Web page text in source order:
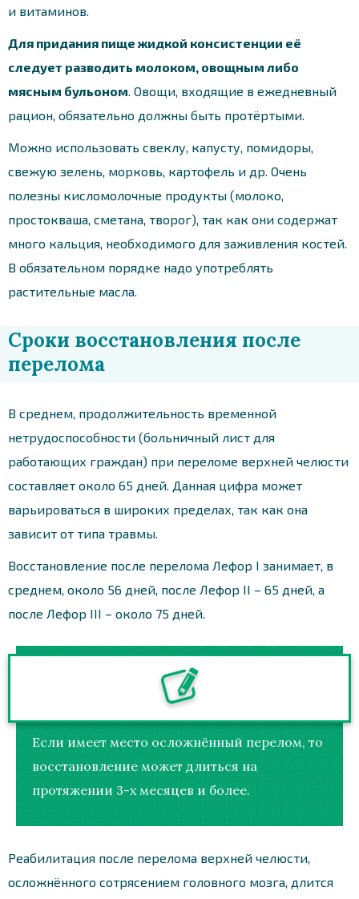
и витаминов.
Для придания пище жидкой консистенции её
следует разводить молоком, овощным либо
мясным бульоном . Овощи, входящие в ежедневный
рацион, обязательно должны быть протёртыми.
Можно использовать свеклу, капусту, помидоры,
свежую зелень, морковь, картофель и др. Очень
полезны кисломолочные продукты (молоко,
простокваша, сметана, творог), так как они содержат
много кальция, необходимого для заживления костей.
В обязательном порядке надо употреблять
растительные масла.
Сроки восстановления после
перелома
В среднем, продолжительность временной
нетрудоспособности (больничный лист для
работающих граждан) при переломе верхней челюсти
составляет около 65 дней. Данная цифра может
варьироваться в широких пределах, так как она
зависит от типа травмы.
Восстановление после перелома Лефор I занимает, в
среднем, около 56 дней, после Лефор II – 65 дней, а
после Лефор III – около 75 дней.
Если имеет место осложнённый перелом, то
восстановление может длиться на
протяжении 3-х месяцев и более.
Реабилитация после перелома верхней челюсти,
осложнённого сотрясением головного мозга, длится